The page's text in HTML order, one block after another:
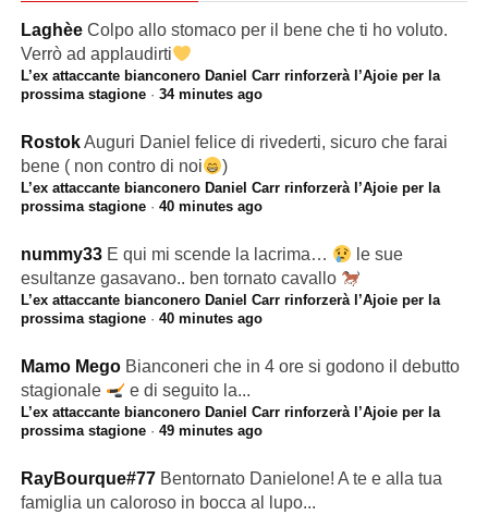
Laghèe Colpo allo stomaco per il bene che ti ho voluto.
Verrò ad applaudirti
L’ex attaccante bianconero Daniel Carr rinforzerà l’Ajoie per la
prossima stagione· 34 minutes ago
RostokAuguri Daniel felice di rivederti, sicuro che farai
bene ( non contro di noi
)
L’ex attaccante bianconero Daniel Carr rinforzerà l’Ajoie per la
prossima stagione· 40 minutes ago
nummy33 E qui mi scende la lacrima…
le sue
esultanze gasavano.. ben tornato cavallo
L’ex attaccante bianconero Daniel Carr rinforzerà l’Ajoie per la
prossima stagione· 40 minutes ago
Mamo Mego Bianconeri che in 4 ore si godono il debutto
stagionale
e di seguito la...
L’ex attaccante bianconero Daniel Carr rinforzerà l’Ajoie per la
prossima stagione· 49 minutes ago
RayBourque#77 Bentornato Danielone! A te e alla tua
famiglia un caloroso in bocca al lupo...